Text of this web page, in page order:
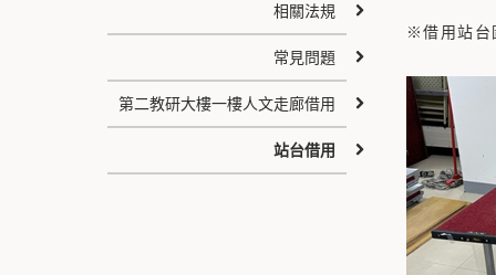
※借用站
相關法規
常見問題
第二教研大樓一樓人文走廊借用
站台借用